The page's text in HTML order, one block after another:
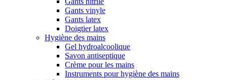
Gants vinyle
Gants latex
Doigtier latex
Hygiène des mains
Gel hydroalcoolique
Savon antiseptique
Crème pour les mains
Instruments pour hygiène des mains